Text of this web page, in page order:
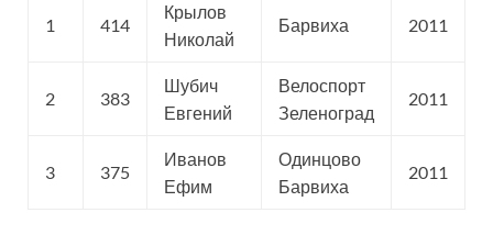
1 414
Крылов
Николай
Барвиха 2011
2 383
Шубич
Евгений
Велоспорт
Зеленоград
2011
3 375
Иванов
Ефим
Одинцово
Барвиха
2011